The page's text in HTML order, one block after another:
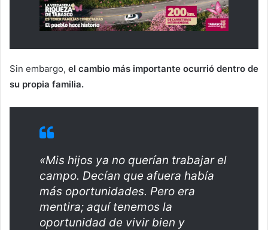
Sin embargo, el cambio más importante ocurrió dentro de
su propia familia.
«Mis hijos ya no querían trabajar el
campo. Decían que afuera había
más oportunidades. Pero era
mentira; aquí tenemos la
oportunidad de vivir bien y